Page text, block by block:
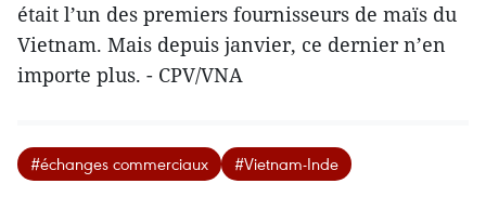
était l’un des premiers fournisseurs de maïs du
Vietnam. Mais depuis janvier, ce dernier n’en
importe plus. - CPV/VNA
#échanges commerciaux #Vietnam-Inde